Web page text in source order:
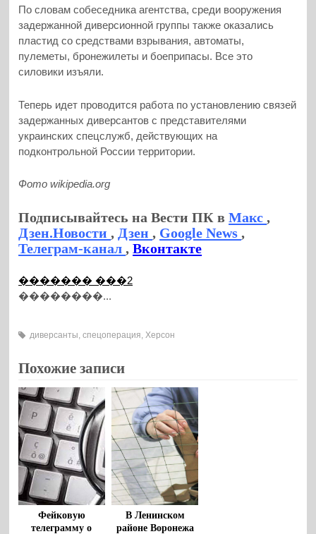
По словам собеседника агентства, среди вооружения
задержанной диверсионной группы также оказались
пластид со средствами взрывания, автоматы,
пулеметы, бронежилеты и боеприпасы. Все это
силовики изъяли.
Теперь идет проводится работа по установлению связей
задержанных диверсантов с представителями
украинских спецслужб, действующих на
подконтрольной России территории.
Фото wikipedia.org
Подписывайтесь на Вести ПК вМакс,
Дзен.Новости, Дзен, Google News,
Телеграм-канал,Вконтакте
������� ���2
��������...
диверсанты ,спецоперация Херсон
Похожие записи
Фейковую
телеграмму о
В Ленинском
районе Воронежа